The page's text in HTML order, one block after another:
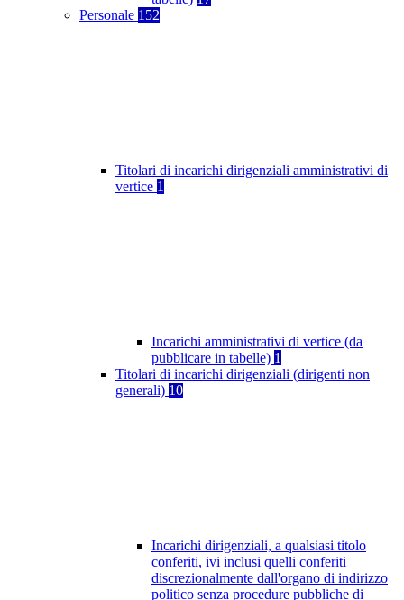
Personale 152
Titolari di incarichi dirigenziali amministrativi di
vertice 1
Incarichi amministrativi di vertice (da
pubblicare in tabelle) 1
Titolari di incarichi dirigenziali (dirigenti non
generali) 10
Incarichi dirigenziali, a qualsiasi titolo
conferiti, ivi inclusi quelli conferiti
discrezionalmente dall'organo di indirizzo
politico senza procedure pubbliche di